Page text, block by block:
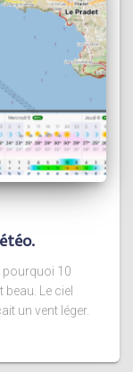
pourquoi 10
Le ciel
un vent léger.